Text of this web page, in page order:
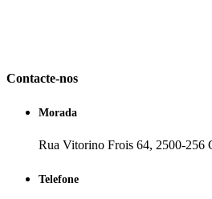
Contacte-nos
Morada
Rua Vitorino Frois 64, 2500-256
Telefone